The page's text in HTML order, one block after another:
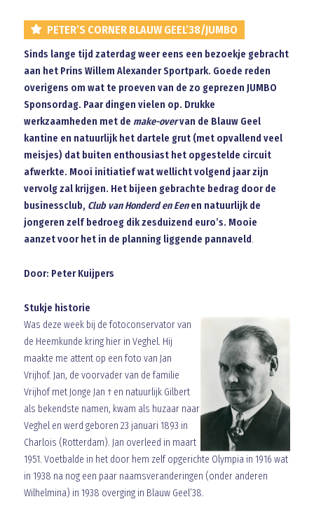
PETER’S CORNER BLAUW GEEL’38/JUMBO
Sinds lange tijd zaterdag weer eens een bezoekje gebracht
aan het Prins Willem Alexander Sportpark. Goede reden
overigens om wat te proeven van de zo geprezen JUMBO
Sponsordag. Paar dingen vielen op. Drukke
werkzaamheden met de make-overvan de Blauw Geel
kantine en natuurlijk het dartele grut (met opvallend veel
meisjes) dat buiten enthousiast het opgestelde circuit
afwerkte. Mooi initiatief wat wellicht volgend jaar zijn
vervolg zal krijgen. Het bijeen gebrachte bedrag door de
businessclub, Club van Honderd en Eenen natuurlijk de
jongeren zelf bedroeg dik zesduizend euro’s. Mooie
aanzet voor het in de planning liggende pannaveld.
Door: Peter Kuijpers
Stukje historie
Was deze week bij de fotoconservator van
de Heemkunde kring hier in Veghel. Hij
maakte me attent op een foto van Jan
Vrijhof. Jan, de voorvader van de familie
Vrijhof met Jonge Jan † en natuurlijk Gilbert
als bekendste namen, kwam als huzaar naar
Veghel en werd geboren 23 januari 1893 in
Charlois (Rotterdam). Jan overleed in maart
1951. Voetbalde in het door hem zelf opgerichte Olympia in 1916 wat
in 1938 na nog een paar naamsveranderingen (onder anderen
Wilhelmina) in 1938 overging in Blauw Geel’38.